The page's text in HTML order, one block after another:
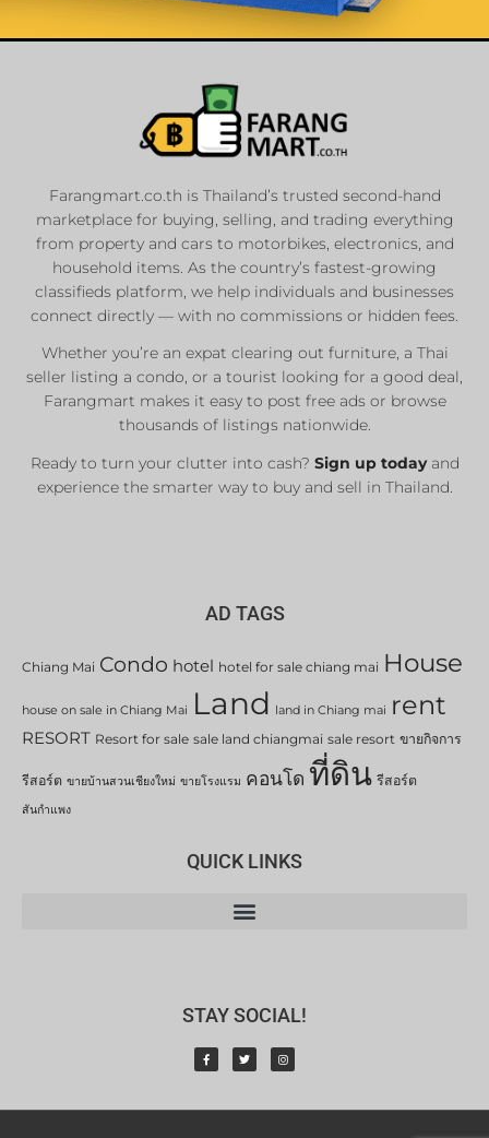
List Your
Properties
Private Sellers
Real Estate Agents
Sale & Rent
List Now
Farangmart.co.th is Thailand’s trusted second-hand
marketplace for buying, selling, and trading everything
from property and cars to motorbikes, electronics, and
household items. As the country’s fastest-growing
classifieds platform, we help individuals and businesses
connect directly — with no commissions or hidden fees.
Whether you’re an expat clearing out furniture, a Thai
seller listing a condo, or a tourist looking for a good deal,
Farangmart makes it easy to post free ads or browse
thousands of listings nationwide.
Ready to turn your clutter into cash? Sign up todayand
experience the smarter way to buy and sell in Thailand.
AD TAGS
Chiang Mai Condo hotel hotel for sale chiang mai House
house on sale in Chiang Mai Land land in Chiang mai rent
RESORT Resort for sale sale land chiangmai sale resort ขายกิจการ
รีสอร์ต ขายบ้านสวนเชียงใหม่ ขายโรงแรม คอนโด ที่ดิน รีสอร์ต
สันกำแพง
QUICK LINKS
STAY SOCIAL!